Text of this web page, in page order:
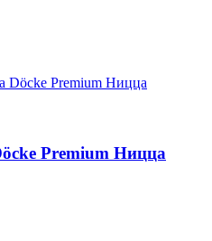
Premium Ницца